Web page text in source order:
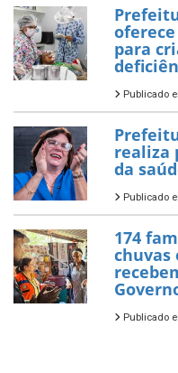
para
Publicado
realiza
da
Publicado
174
chuvas
Publicado